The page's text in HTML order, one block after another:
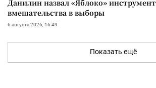
Данилин назвал «Яблоко»
вмешательства в выборы
6 августа 2026, 16:49
Показать ещё